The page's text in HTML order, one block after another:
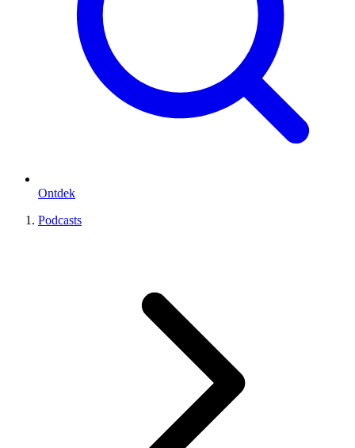
Ontdek
Podcasts